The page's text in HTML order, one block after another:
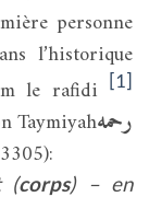
personne
l’historique
le rafidi
[1]
Taymiyahرحمه
(corps) – en